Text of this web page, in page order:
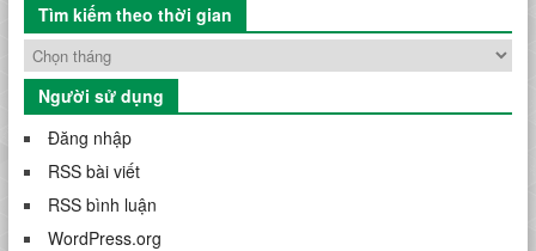
Tìm kiếm theo thời gian
Người sử dụng
Đăng nhập
RSS bài viết
RSS bình luận
WordPress.org